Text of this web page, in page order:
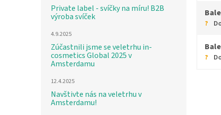
Private label - svíčky na míru! B2B
výroba svíček
4.9.2025
Zúčastnili jsme se veletrhu in-
cosmetics Global 2025 v
Amsterdamu
12.4.2025
Navštivte nás na veletrhu v
Amsterdamu!